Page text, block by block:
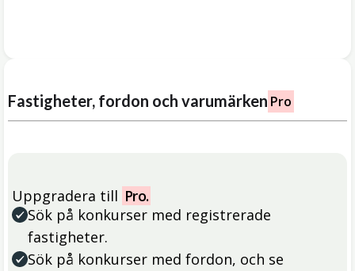
Fastigheter, fordon och varumärken Pro
Uppgradera till Pro.
Sök på konkurser med registrerade
fastigheter.
Sök på konkurser med fordon, och se